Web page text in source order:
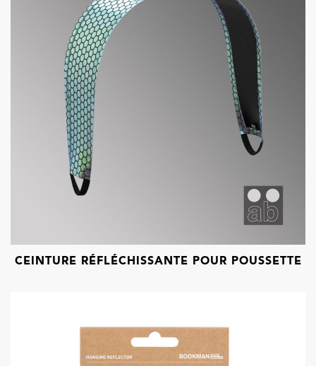
CEINTURE RÉFLÉCHISSANTE POUR POUSSETTE